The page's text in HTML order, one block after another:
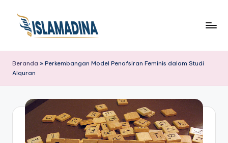
Beranda » Perkembangan Model Penafsiran Feminis dalam Studi
Alquran